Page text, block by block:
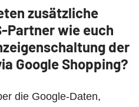
zusätzliche
Partner wie euch
der
Google Shopping?
die Google-Daten,